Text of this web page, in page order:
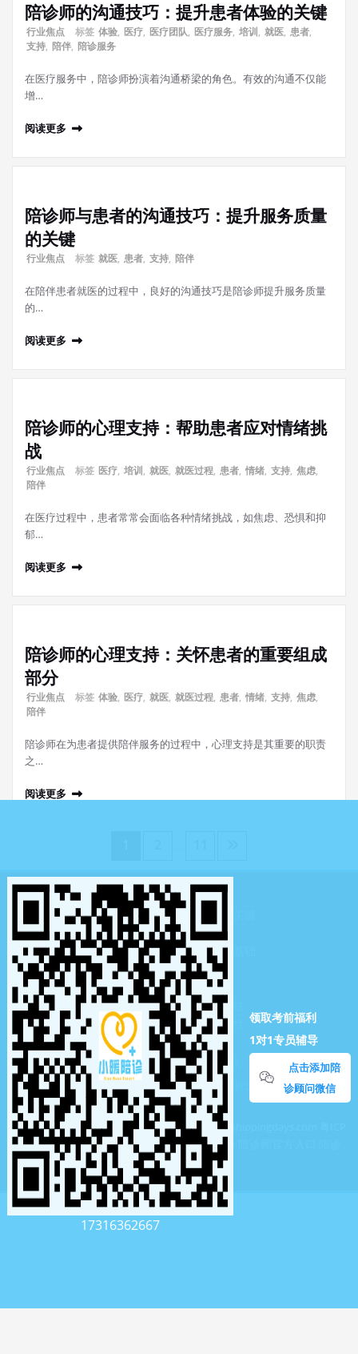
陪诊师的沟通技巧：提升患者体验的关键
行业焦点 标签 体验, 医疗, 医疗团队, 医疗服务, 培训, 就医, 患者,
支持, 陪伴, 陪诊服务
在医疗服务中，陪诊师扮演着沟通桥梁的角色。有效的沟通不仅能
增…
阅读更多
陪诊师与患者的沟通技巧：提升服务质量
的关键
行业焦点 标签 就医, 患者, 支持, 陪伴
在陪伴患者就医的过程中，良好的沟通技巧是陪诊师提升服务质量
的…
阅读更多
陪诊师的心理支持：帮助患者应对情绪挑
战
行业焦点 标签 医疗, 培训, 就医, 就医过程, 患者, 情绪, 支持, 焦虑,
陪伴
在医疗过程中，患者常常会面临各种情绪挑战，如焦虑、恐惧和抑
郁…
阅读更多
陪诊师的心理支持：关怀患者的重要组成
部分
行业焦点 标签 体验, 医疗, 就医, 就医过程, 患者, 情绪, 支持, 焦虑,
陪伴
陪诊师在为患者提供陪伴服务的过程中，心理支持是其重要的职责
之…
阅读更多
章
页
陪诊师的技能提升：终身学习的态度
陪诊师的时间管理技巧：提升工作效率的关键
陪诊师职业技能的培养：从入门到精通
陪诊师的服务意识：构建优质医疗服务的基础
陪诊师的职业发展：规划未来的关键路径
陪诊师的伦理责任：守护患者权益的使命
陪诊师的法律意识：保障患者权益的必要性
陪诊师的职业形象：塑造专业形象的重要性
陪诊员考试的理论知识要点
大连医疗陪诊顾问平台报名 银川陪诊顾问机构收入
山西省陪护证书报考
岳阳陪护考试费用 河南省医疗陪诊顾问考核收入 河北省陪诊学校什么价格
深圳市龙岗区绿集社商贸中心https://www.freeshippingdays.com
备2020086905号-19陪诊考试报名陪诊师报考
师平台陪诊师服务
17316362667
领取考前福利
1对1专员辅导
诊顾问微信